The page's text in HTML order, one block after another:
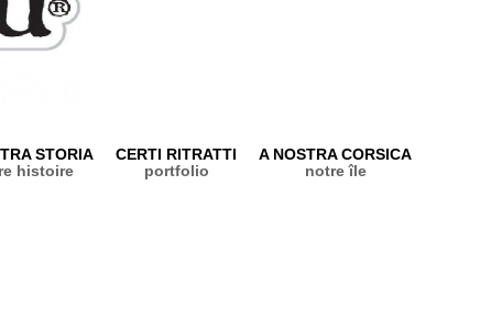
STORIA
histoire
CERTI RITRATTI
portfolio
A NOSTRA CORSICA
notre île